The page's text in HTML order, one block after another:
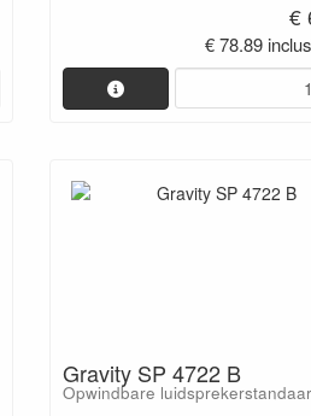
€
€ 78.89
Gravity SP 4722 B
Opwindbare